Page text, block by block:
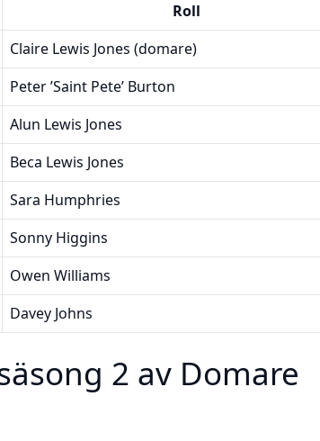
Roll
Claire Lewis Jones (domare)
Peter ’Saint Pete’ Burton
Alun Lewis Jones
Beca Lewis Jones
Sara Humphries
Sonny Higgins
Owen Williams
Davey Johns
2 av Domare